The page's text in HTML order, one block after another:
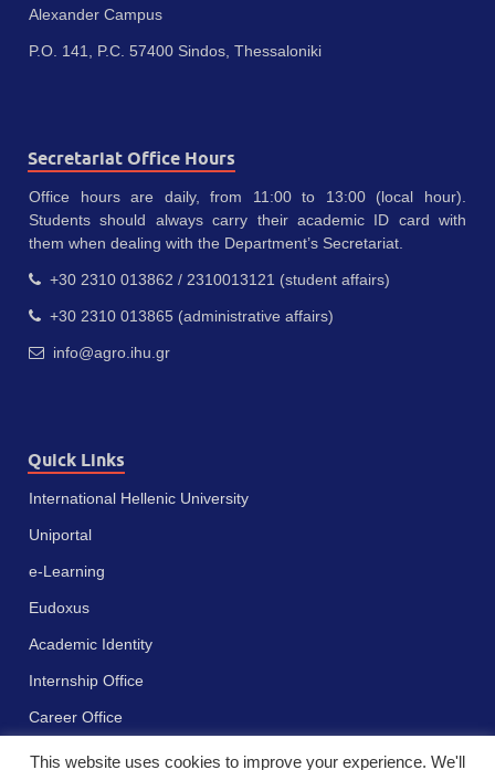
Alexander Campus
P.O. 141, P.C. 57400 Sindos, Thessaloniki
Secretariat Office Hours
Office hours are daily, from 11:00 to 13:00 (local hour).
Students should always carry their academic ID card with
them when dealing with the Department’s Secretariat.
+30 2310 013862 / 2310013121 (student affairs)
+30 2310 013865 (administrative affairs)
info@agro.ihu.gr
Quick Links
International Hellenic University
Uniportal
e-Learning
Eudoxus
Academic Identity
Internship Office
Career Office
This website uses cookies to improve your experience. We'll